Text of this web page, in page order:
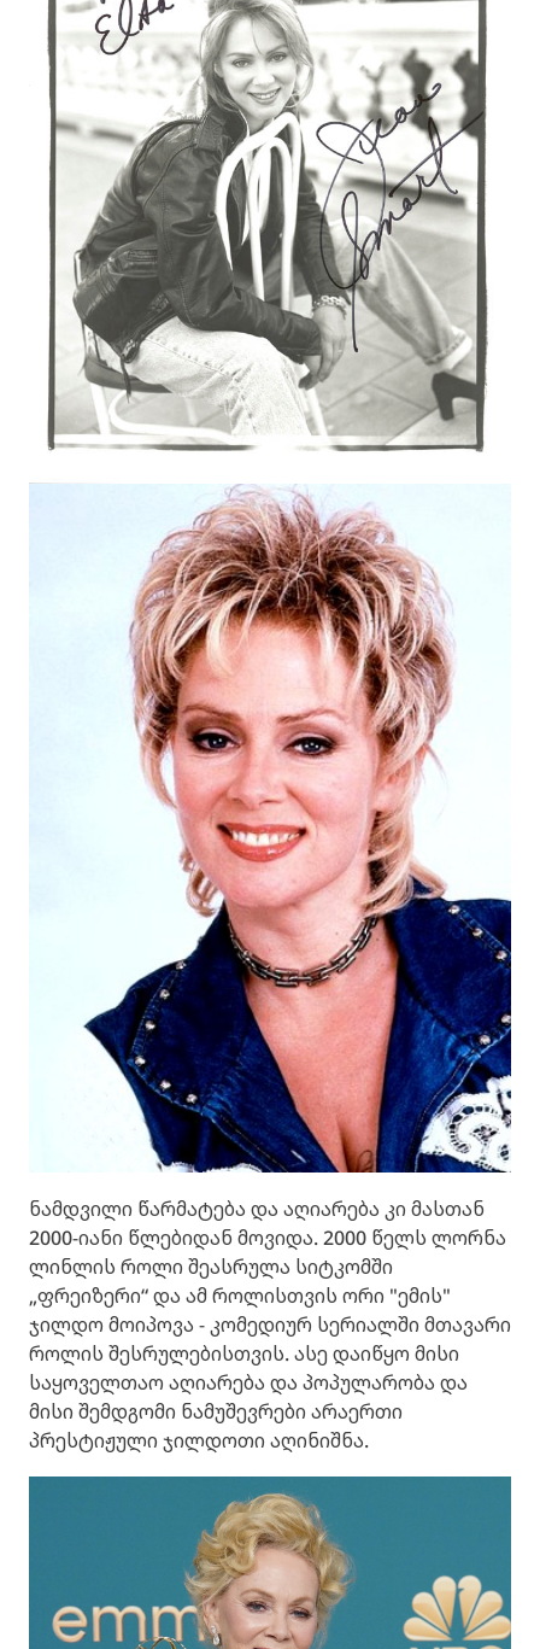
ნამდვილი წარმატება და აღიარება კი მასთან
2000-იანი წლებიდან მოვიდა. 2000 წელს ლორნა
ლინლის როლი შეასრულა სიტკომში
„ფრეიზერი“ და ამ როლისთვის ორი "ემის"
ჯილდო მოიპოვა - კომედიურ სერიალში მთავარი
როლის შესრულებისთვის. ასე დაიწყო მისი
საყოველთაო აღიარება და პოპულარობა და
მისი შემდგომი ნამუშევრები არაერთი
პრესტიჟული ჯილდოთი აღინიშნა.